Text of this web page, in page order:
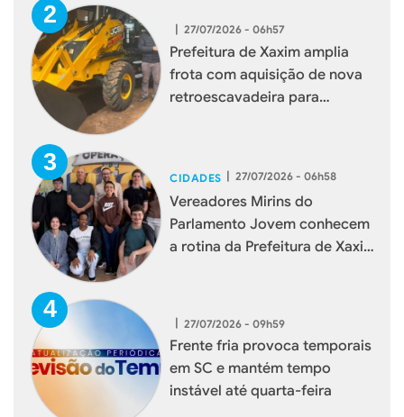
| 27/07/2026 - 06h57
Prefeitura de Xaxim amplia
frota com aquisição de nova
retroescavadeira para
CIDADES | 27/07/2026 - 06h58
Vereadores Mirins do
Parlamento Jovem conhecem
a rotina da Prefeitura de Xaxim
| 27/07/2026 - 09h59
Frente fria provoca temporais
em SC e mantém tempo
instável até quarta-feira